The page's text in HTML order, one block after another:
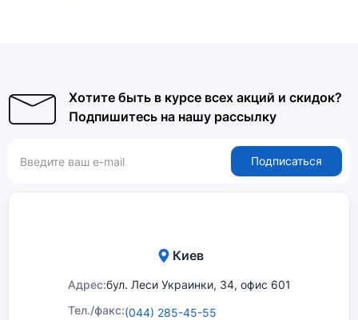
Хотите быть в курсе всех акций и скидок?
Подпишитесь на нашу рассылку
Подписаться
Киев
Адрес:бул. Леси Украинки, 34, офис 601
Тел./факс:(044) 285-45-55